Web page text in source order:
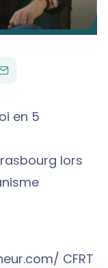
PAR
EMAIL
en 5
lors
CFRT